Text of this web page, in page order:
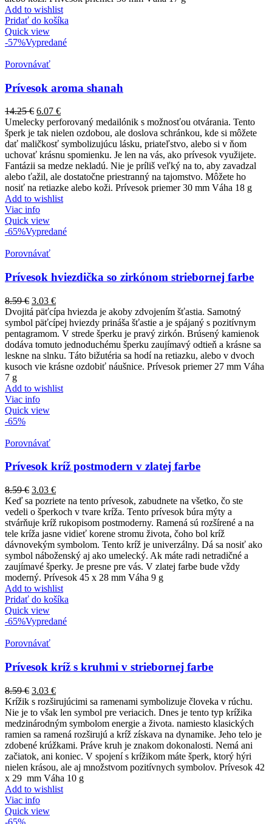
Add to wishlist
Pridať do košíka
Quick view
-57%Vypredané
Porovnávať
Prívesok aroma shanah
14.25€ 6.07 €
Umelecky perforovaný medailónik s možnosťou otvárania. Tento
šperk je tak nielen ozdobou, ale doslova schránkou, kde si môžete
dať maličkosť symbolizujúcu lásku, priateľstvo, alebo si v ňom
uchovať krásnu spomienku. Je len na vás, ako prívesok využijete.
Fantázii sa medze nekladú. Nie je príliš veľký na to, aby zavadzal
alebo ťažil, ale dostatočne priestranný na tajomstvo. Môžete ho
nosiť na retiazke alebo koži. Prívesok priemer 30 mm Váha 18 g
Add to wishlist
Viac info
Quick view
-65%Vypredané
Porovnávať
Prívesok hviezdička so zirkónom striebornej farbe
8.59€ 3.03 €
Dvojitá päťcípa hviezda je akoby zdvojením šťastia. Samotný
symbol päťcípej hviezdy prináša šťastie a je spájaný s pozitívnym
pentagramom. V strede šperku je pravý zirkón. Brúsený kamienok
dodáva tomuto jednoduchému šperku zaujímavý odtieň a krásne sa
leskne na slnku. Táto bižutéria sa hodí na retiazku, alebo v dvoch
kusoch vie krásne ozdobiť náušnice. Prívesok priemer 27 mm Váha
7 g
Add to wishlist
Viac info
Quick view
-65%
Porovnávať
Prívesok kríž postmodern v zlatej farbe
8.59€ 3.03 €
Keď sa pozriete na tento prívesok, zabudnete na všetko, čo ste
vedeli o šperkoch v tvare kríža. Tento prívesok búra mýty a
stvárňuje kríž rukopisom postmoderny. Ramená sú rozšírené a na
tele kríža jasne vidieť korene stromu života, čoho bol kríž
dávnovekým symbolom. Tento kríž je univerzálny. Dá sa nosiť ako
symbol náboženský aj ako umelecký. Ak máte radi netradičné a
zaujímavé šperky. Je presne pre vás. V zlatej farbe bude vždy
moderný. Prívesok 45 x 28 mm Váha 9 g
Add to wishlist
Pridať do košíka
Quick view
-65%Vypredané
Porovnávať
Prívesok kríž s kruhmi v striebornej farbe
8.59€ 3.03 €
Krížik s rozširujúcimi sa ramenami symbolizuje človeka v rúchu.
Nie je to však len symbol pre veriacich. Dnes je tento typ krížika
medzinárodným symbolom energie a života. namiesto klasických
ramien sa ramená rozširujú a kríž získava na dynamike. Jeho telo je
zdobené krúžkami. Práve kruh je znakom dokonalosti. Nemá ani
začiatok, ani koniec. V spojení s krížikom máte šperk, ktorý hýri
nielen krásou, ale aj množstvom pozitívnych symbolov. Prívesok 42
x 29 mm Váha 10 g
Add to wishlist
Viac info
Quick view
-65%